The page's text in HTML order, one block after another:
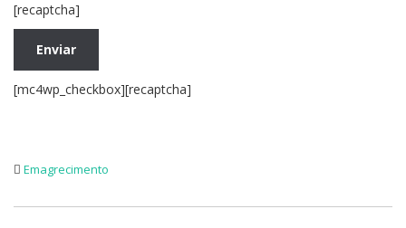
[recaptcha]
[mc4wp_checkbox][recaptcha]
Emagrecimento